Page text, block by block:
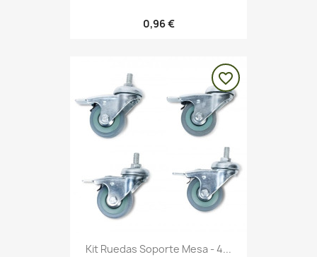
0,96 €
Kit Ruedas Soporte Mesa - 4...
favorite_border